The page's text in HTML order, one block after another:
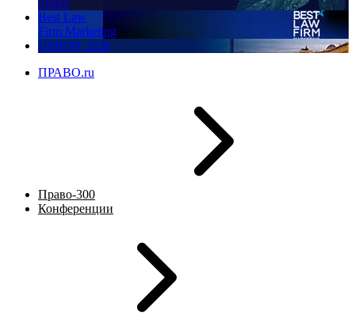
право
Best Law
Firm Marketing
ПМЮФ 2026
ПРАВО.ru
Право-300
Конференции